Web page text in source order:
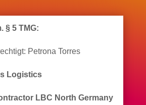
§ 5 TMG:
Petrona Torres
Logistics
LBC North Germany